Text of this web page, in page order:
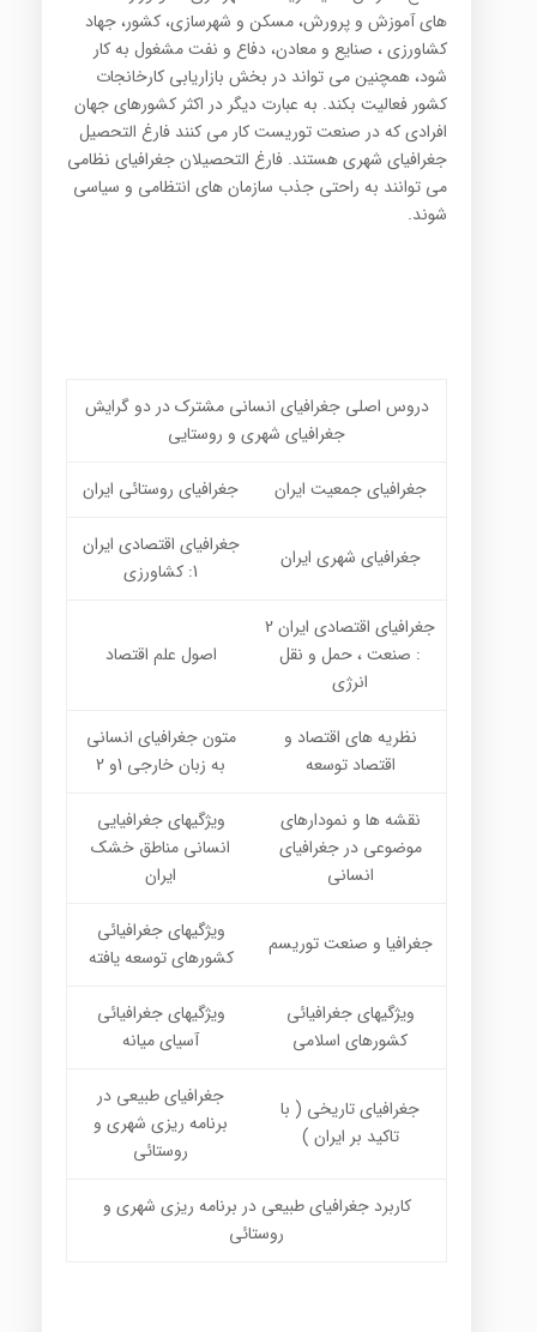
های آموزش و پرورش، مسکن و شهرسازی، کشور، جهاد
کشاورزی ، صنایع و معادن، دفاع و نفت مشغول به کار
شود، همچنین می تواند در بخش بازاریابی کارخانجات
کشور فعالیت بکند. به عبارت دیگر در اکثر کشورهای جهان
افرادی که در صنعت توریست کار می کنند فارغ التحصیل
جغرافیای شهری هستند. فارغ التحصیلان جغرافیای نظامی
می توانند به راحتی جذب سازمان های انتظامی و سیاسی
شوند.
دروس اصلی جغرافیای انسانی مشترک در دو گرایش
جغرافیای شهری و روستایی
جغرافیای جمعیت ایران جغرافیای روستائی ایران
جغرافیای شهری ایران
جغرافیای اقتصادی ایران
1: کشاورزی
جغرافیای اقتصادی ایران 2
: صنعت ، حمل و نقل
انرژی
اصول علم اقتصاد
نظریه های اقتصاد و
اقتصاد توسعه
متون جغرافیای انسانی
به زبان خارجی 1و 2
نقشه ها و نمودارهای
موضوعی در جغرافیای
انسانی
ویژگیهای جغرافیایی
انسانی مناطق خشک
ایران
جغرافیا و صنعت توریسم
ویژگیهای جغرافیائی
کشورهای توسعه یافته
ویژگیهای جغرافیائی
کشورهای اسلامی
ویژگیهای جغرافیائی
آسیای میانه
جغرافیای تاریخی ( با
تاکید بر ایران )
جغرافیای طبیعی در
برنامه ریزی شهری و
روستائی
کاربرد جغرافیای طبیعی در برنامه ریزی شهری و
روستائی